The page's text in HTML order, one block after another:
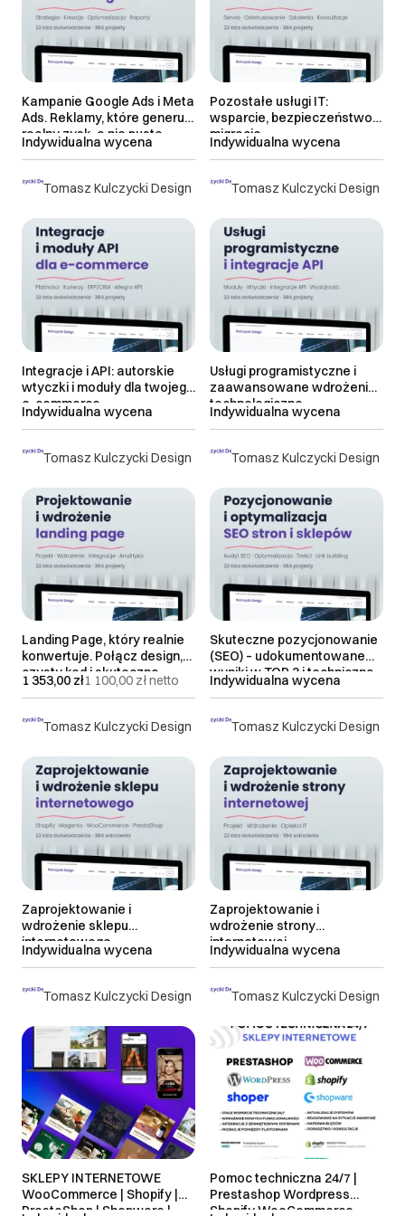
> 21 dni roboczych
do uzgodnienia
Najnowsze
Tomasz Kulczycki Design
Kampanie Google Ads i Meta
Ads. Reklamy, które generują
realny zysk, a nie puste
kliknięcia
Indywidualna wycena
Tomasz Kulczycki Design
Pozostałe usługi IT:
wsparcie, bezpieczeństwo i
migracje
Indywidualna wycena
Tomasz Kulczycki Design
Integracje i API: autorskie
wtyczki i moduły dla twojego
e-commerce
Indywidualna wycena
Tomasz Kulczycki Design
Usługi programistyczne i
zaawansowane wdrożenia
technologiczne
Indywidualna wycena
Tomasz Kulczycki Design
Landing Page, który realnie
konwertuje. Połącz design,
czysty kod i skuteczną
sprzedaż
1 353,00 zł1 100,00 złnetto
Tomasz Kulczycki Design
Skuteczne pozycjonowanie
(SEO) – udokumentowane
wyniki w TOP 3 i techniczna
optymalizacja
Indywidualna wycena
Tomasz Kulczycki Design
Zaprojektowanie i
wdrożenie sklepu
internetowego
Indywidualna wycena
Tomasz Kulczycki Design
Zaprojektowanie i
wdrożenie strony
internetowej
Indywidualna wycena
SKLEPY INTERNETOWE
WooCommerce | Shopify |
PrestaShop | Shopware |
Pomoc techniczna 24/7 |
Prestashop Wordpress
Shopify WooCommerce